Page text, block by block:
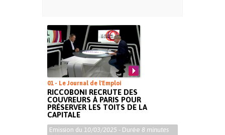
01 - Le Journal de l'Emploi
RICCOBONI RECRUTE DES
COUVREURS À PARIS POUR
PRÉSERVER LES TOITS DE LA
CAPITALE
Emission du 10/03/2025 - Durée 8 minutes